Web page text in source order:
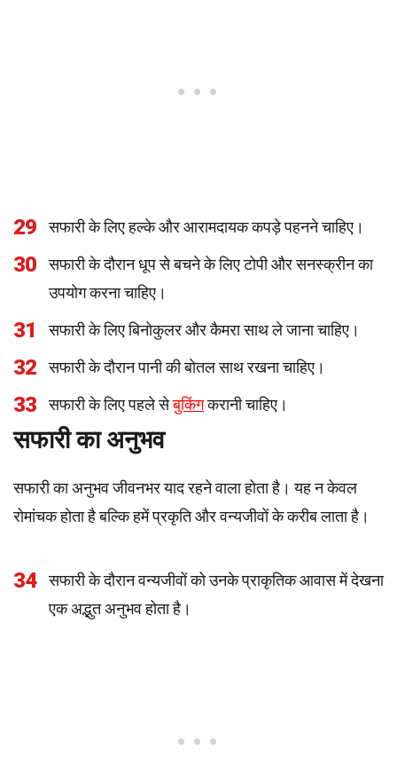
29 सफारी के लिए हल्के और आरामदायक कपड़े पहनने चाहिए।
30
सफारी के दौरान धूप से बचने के लिए टोपी और सनस्क्रीन का
उपयोग करना चाहिए।
31 सफारी के लिए बिनोकुलर और कैमरा साथ ले जाना चाहिए।
32 सफारी के दौरान पानी की बोतल साथ रखना चाहिए।
33 सफारी के लिए पहले सेबुकिंगकरानी चाहिए।
सफारी का अनुभव
सफारी का अनुभव जीवनभर याद रहने वाला होता है। यह न केवल
रोमांचक होता है बल्कि हमें प्रकृति और वन्यजीवों के करीब लाता है।
34
सफारी के दौरान वन्यजीवों को उनके प्राकृतिक आवास में देखना
एक अद्भुत अनुभव होता है।